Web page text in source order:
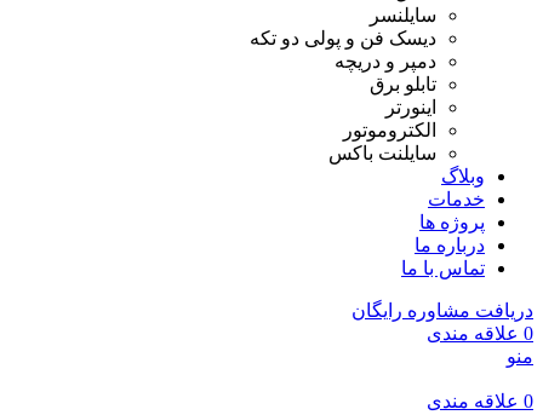
سایلنسر
دیسک فن و پولی دو تکه
دمپر و دریچه
تابلو برق
اینورتر
الکتروموتور
سایلنت باکس
وبلاگ
خدمات
پروژه ها
درباره ما
تماس با ما
دریافت مشاوره رایگان
0 علاقه مندی
منو
0 علاقه مندی